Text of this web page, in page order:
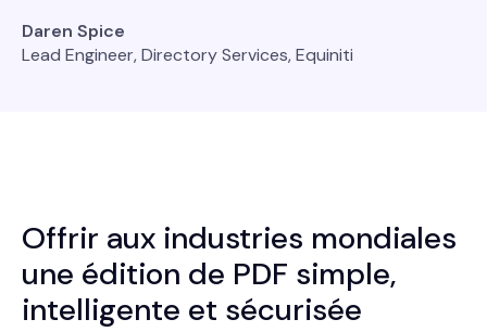
Daren Spice
Lead Engineer, Directory Services, Equiniti
Offrir aux industries mondiales
une édition de PDF simple,
intelligente et sécurisée